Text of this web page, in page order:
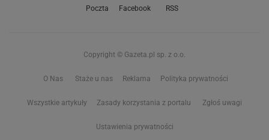
Poczta Facebook RSS
Copyright © Gazeta.pl sp. z o.o.
O Nas Staże u nas Reklama Polityka prywatności
Wszystkie artykuły Zasady korzystania z portalu Zgłoś uwagi
Ustawienia prywatności